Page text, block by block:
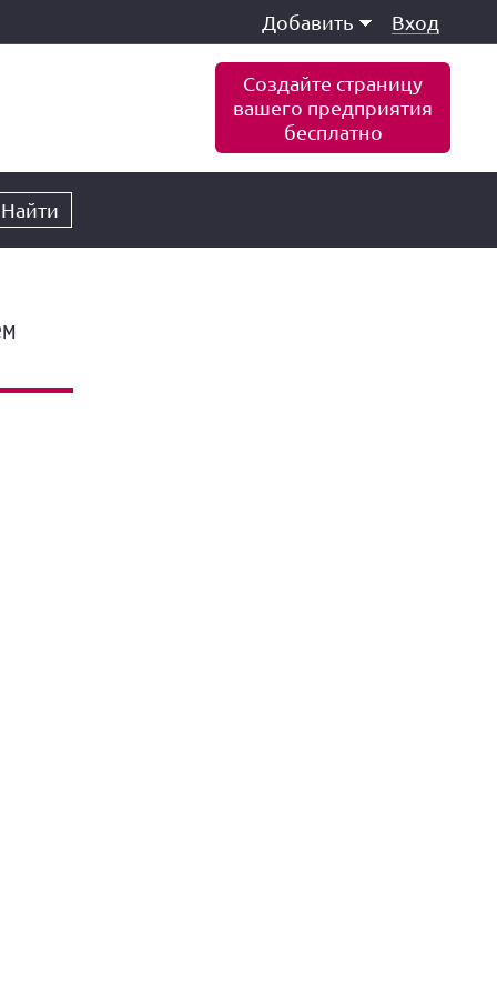
Добавить Вход
Создайте страницу
вашего предприятия
бесплатно
Найти